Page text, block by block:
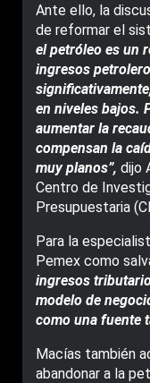
Ante ello, la
de reformar el
el petróleo es un
ingresos
en niveles bajos.
aumentar la
compensan la
muy planos”, dijo
Centro de
Presupuestaria
Para la
Pemex como
ingresos
modelo de
como una fuente
Macías también
abandonar a la